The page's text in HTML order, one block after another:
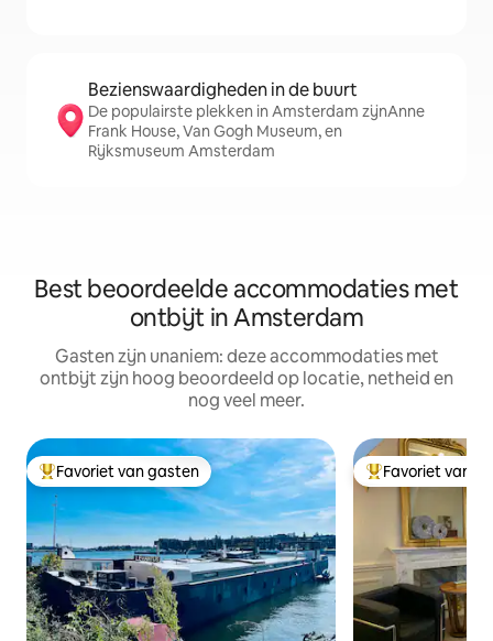
Bezienswaardigheden in de buurt
De populairste plekken in Amsterdam zijnAnne
Frank House, Van Gogh Museum, en
Rijksmuseum Amsterdam
Best beoordeelde accommodaties met
ontbijt in Amsterdam
Gasten zijn unaniem: deze accommodaties met
ontbijt zijn hoog beoordeeld op locatie, netheid en
nog veel meer.
Topfavoriet van gasten
Favoriet van gasten Topfavoriet van
Favoriet van